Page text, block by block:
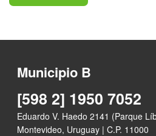
Municipio B
[598 2] 1950 7052
Eduardo V. Haedo 2141 (Parque
Montevideo, Uruguay | C.P. 11000